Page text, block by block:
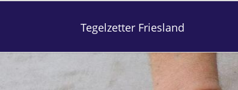
Tegelzetter Friesland